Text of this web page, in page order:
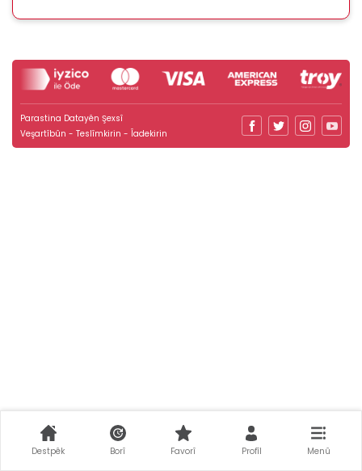
Parastina Datayên Şexsî
Veşartîbûn - Teslîmkirin - Îadekirin
Destpêk Borî Favorî Profîl Menû